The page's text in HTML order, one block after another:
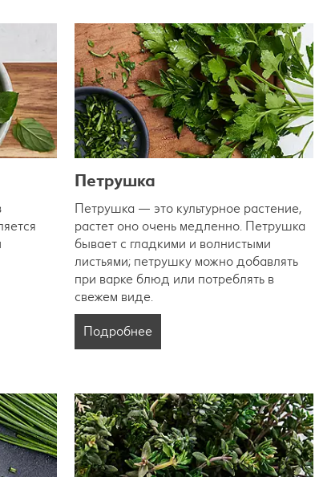
Петрушка
Петрушка — это культурное растение,
растет оно очень медленно. Петрушка
бывает с гладкими и волнистыми
листьями; петрушку можно добавлять
при варке блюд или потреблять в
свежем виде.
Подробнее